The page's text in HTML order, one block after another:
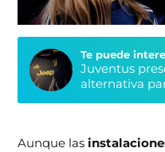
Te puede
Juventus
alternativa
Aunque las